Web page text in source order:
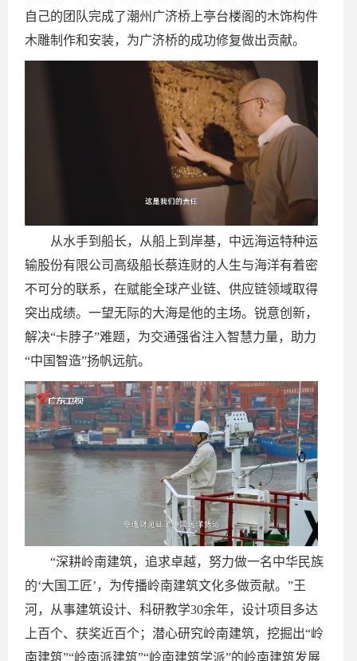
自己的团队完成了潮州广济桥上亭台楼阁的木饰构件
木雕制作和安装，为广济桥的成功修复做出贡献。
从水手到船长，从船上到岸基，中远海运特种运
输股份有限公司高级船长蔡连财的人生与海洋有着密
不可分的联系，在赋能全球产业链、供应链领域取得
突出成绩。一望无际的大海是他的主场。锐意创新，
解决“卡脖子”难题，为交通强省注入智慧力量，助力
“中国智造”扬帆远航。
“深耕岭南建筑，追求卓越，努力做一名中华民族
的‘大国工匠’，为传播岭南建筑文化多做贡献。”王
河，从事建筑设计、科研教学30余年，设计项目多达
上百个、获奖近百个；潜心研究岭南建筑，挖掘出“岭
南建筑”“岭南派建筑”“岭南建筑学派”的岭南建筑发展